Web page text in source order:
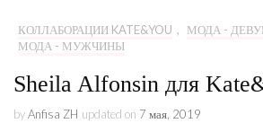
КОЛЛАБОРАЦИИ KATE&YOU , МОДА -
МОДА - МУЖЧИНЫ
Sheila Alfonsin для
byAnfisa ZH updated on 7 мая, 2019